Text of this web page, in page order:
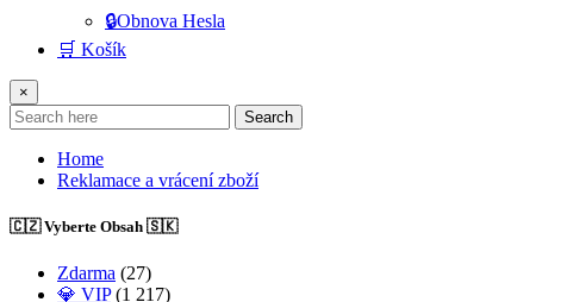
🔒Obnova Hesla
🛒 Košík
×
Search
Home
Reklamace a vrácení zboží
🇨🇿 Vyberte Obsah 🇸🇰
Zdarma (27)
💎 VIP(1 217)